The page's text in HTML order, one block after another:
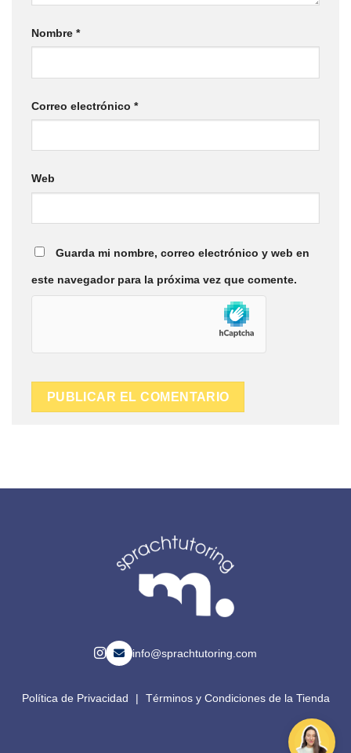
Nombre *
Correo electrónico *
Web
Guarda mi nombre, correo electrónico y web en
este navegador para la próxima vez que comente.
info@sprachtutoring.com
Política de Privacidad | Términos y Condiciones de la Tienda